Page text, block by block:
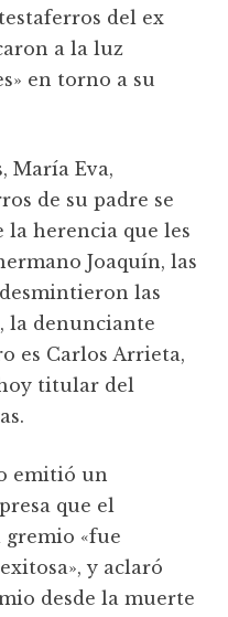
del ex
a la luz
en torno a su
María Eva,
de su padre se
la herencia que les
Joaquín, las
las
la denunciante
es Carlos Arrieta,
hoy titular del
emitió un
que el
«fue
y aclaró
desde la muerte